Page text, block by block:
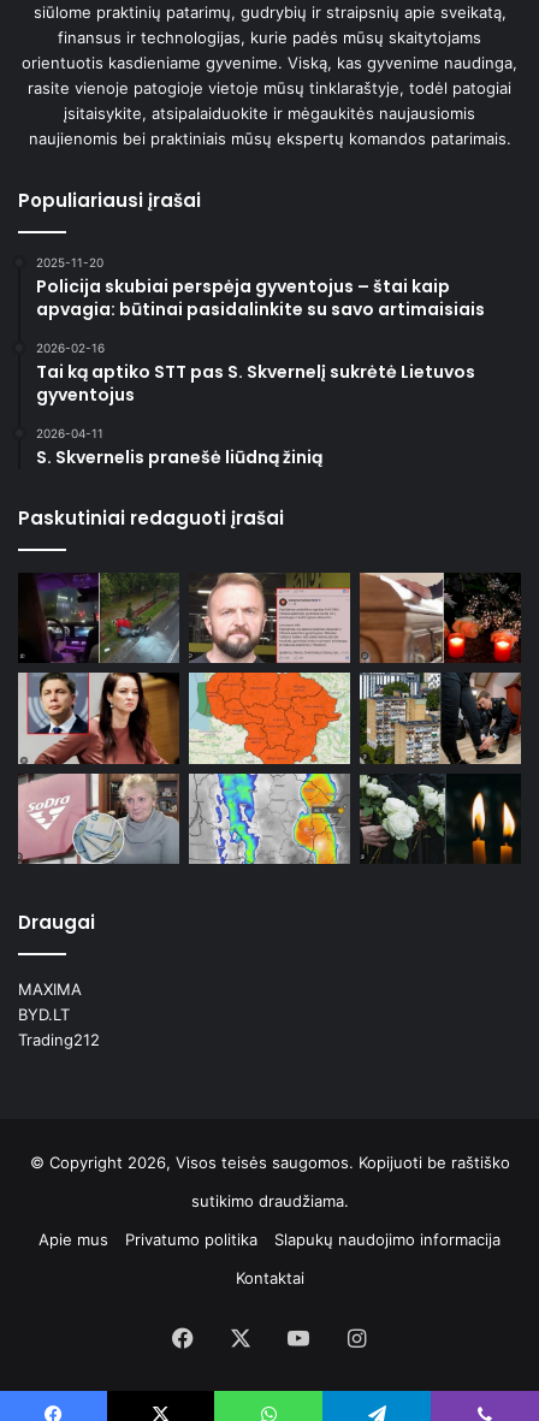
siūlome praktinių patarimų, gudrybių ir straipsnių apie sveikatą,
finansus ir technologijas, kurie padės mūsų skaitytojams
orientuotis kasdieniame gyvenime. Viską, kas gyvenime naudinga,
rasite vienoje patogioje vietoje mūsų tinklaraštyje, todėl patogiai
įsitaisykite, atsipalaiduokite ir mėgaukitės naujausiomis
naujienomis bei praktiniais mūsų ekspertų komandos patarimais.
Populiariausi įrašai
2025-11-20
Policija skubiai perspėja gyventojus – štai kaip
apvagia: būtinai pasidalinkite su savo artimaisiais
2026-02-16
Tai ką aptiko STT pas S. Skvernelį sukrėtė Lietuvos
gyventojus
2026-04-11
S. Skvernelis pranešė liūdną žinią
Paskutiniai redaguoti įrašai
Draugai
MAXIMA
BYD.LT
Trading212
© Copyright 2026, Visos teisės saugomos. Kopijuoti be raštiško
sutikimo draudžiama.
Apie mus
Privatumo politika
Slapukų naudojimo informacija
Kontaktai
Facebook YouTubeInstagram